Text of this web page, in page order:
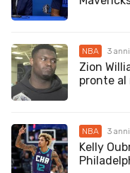
NBA 3
Zion
pronte al
NBA 3
Kelly